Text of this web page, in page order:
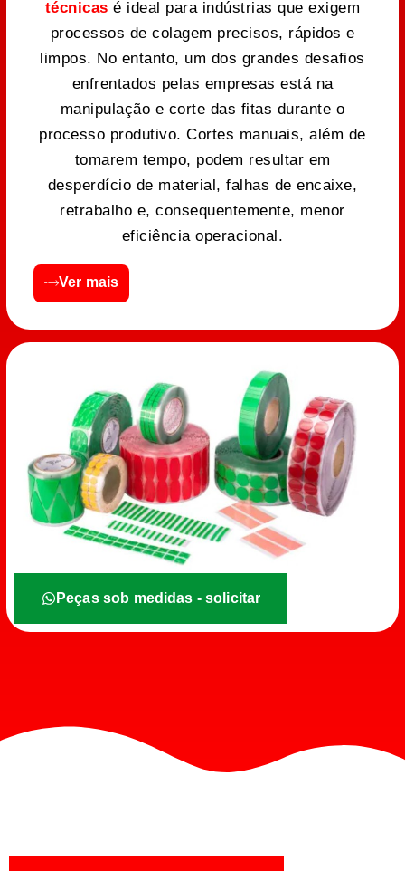
técnicas é ideal para indústrias que exigem
processos de colagem precisos, rápidos e
limpos. No entanto, um dos grandes desafios
enfrentados pelas empresas está na
manipulação e corte das fitas durante o
processo produtivo. Cortes manuais, além de
tomarem tempo, podem resultar em
desperdício de material, falhas de encaixe,
retrabalho e, consequentemente, menor
eficiência operacional.
Ver mais
Peças sob medidas - solicitar